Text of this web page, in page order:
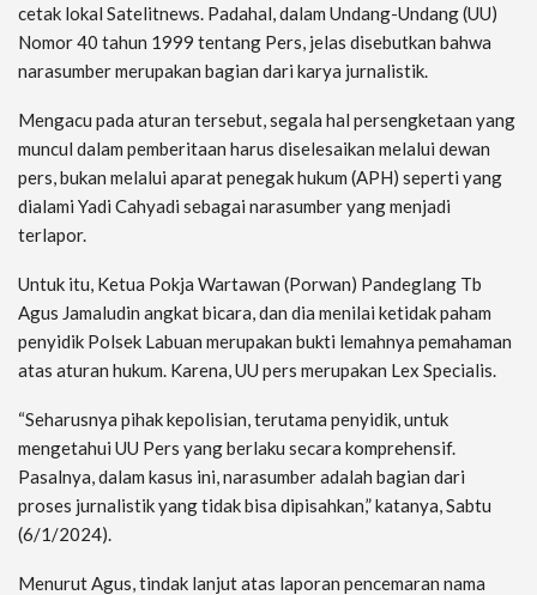
cetak lokal Satelitnews. Padahal, dalam Undang-Undang (UU)
Nomor 40 tahun 1999 tentang Pers, jelas disebutkan bahwa
narasumber merupakan bagian dari karya jurnalistik.
Mengacu pada aturan tersebut, segala hal persengketaan yang
muncul dalam pemberitaan harus diselesaikan melalui dewan
pers, bukan melalui aparat penegak hukum (APH) seperti yang
dialami Yadi Cahyadi sebagai narasumber yang menjadi
terlapor.
Untuk itu, Ketua Pokja Wartawan (Porwan) Pandeglang Tb
Agus Jamaludin angkat bicara, dan dia menilai ketidak paham
penyidik Polsek Labuan merupakan bukti lemahnya pemahaman
atas aturan hukum. Karena, UU pers merupakan Lex Specialis.
“Seharusnya pihak kepolisian, terutama penyidik, untuk
mengetahui UU Pers yang berlaku secara komprehensif.
Pasalnya, dalam kasus ini, narasumber adalah bagian dari
proses jurnalistik yang tidak bisa dipisahkan,” katanya, Sabtu
(6/1/2024).
Menurut Agus, tindak lanjut atas laporan pencemaran nama